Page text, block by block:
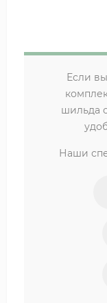
Если
шильда
Наши